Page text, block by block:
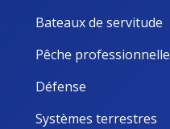
Bateaux de servitude
Pêche professionnelle
Défense
Systèmes terrestres